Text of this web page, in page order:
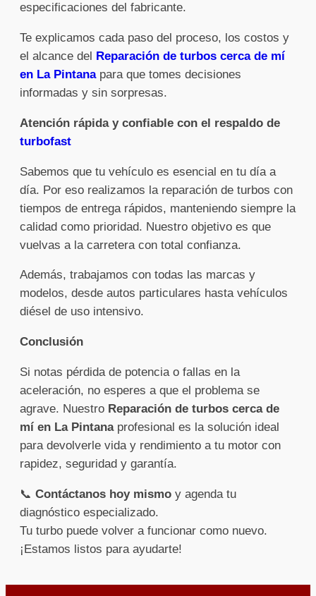
especificaciones del fabricante.
Te explicamos cada paso del proceso, los costos y
el alcance del Reparación de turbos cerca de mí
en La Pintanapara que tomes decisiones
informadas y sin sorpresas.
Atención rápida y confiable con el respaldo de
turbofast
Sabemos que tu vehículo es esencial en tu día a
día. Por eso realizamos la reparación de turbos con
tiempos de entrega rápidos, manteniendo siempre la
calidad como prioridad. Nuestro objetivo es que
vuelvas a la carretera con total confianza.
Además, trabajamos con todas las marcas y
modelos, desde autos particulares hasta vehículos
diésel de uso intensivo.
Conclusión
Si notas pérdida de potencia o fallas en la
aceleración, no esperes a que el problema se
agrave. Nuestro Reparación de turbos cerca de
mí en La Pintanaprofesional es la solución ideal
para devolverle vida y rendimiento a tu motor con
rapidez, seguridad y garantía.
📞 Contáctanos hoy mismo y agenda tu
diagnóstico especializado.
Tu turbo puede volver a funcionar como nuevo.
¡Estamos listos para ayudarte!